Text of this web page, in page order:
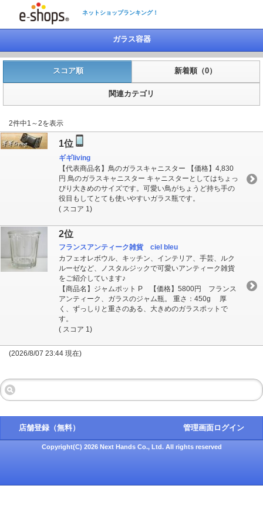
ネットショップランキング！
ガラス容器
スコア順 新着順（0）
関連カテゴリ
2件中1～2を表示
1位
ギギliving
【代表商品名】鳥のガラスキャニスター 【価格】4,830
円 鳥のガラスキャニスター キャニスターとしてはちょっ
ぴり大きめのサイズです。可愛い鳥がちょうど持ち手の
役目もしてとても使いやすいガラス瓶です。
( スコア 1)
2位
フランスアンティーク雑貨 ciel bleu
カフェオレボウル、キッチン、インテリア、手芸、ルク
ルーゼなど、ノスタルジックで可愛いアンティーク雑貨
をご紹介しています♪
【商品名】ジャムポット P 【価格】5800円 フランス
アンティーク、ガラスのジャム瓶。 重さ：450g 厚
く、ずっしりと重さのある、大きめのガラスポットで
す。
( スコア 1)
(2026/8/07 23:44 現在)
店舗登録（無料） 管理画面ログイン
Copyright(C) 2026 Next Hands Co., Ltd. All rights reserved